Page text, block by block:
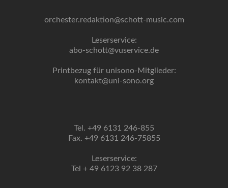
orchester.redaktion@schott-music.com
Leserservice:
abo-schott@vuservice.de
Printbezug für unisono-Mitglieder:
kontakt@uni-sono.org
Tel. +49 6131 246-855
Fax. +49 6131 246-75855
Leserservice:
Tel + 49 6123 92 38 287